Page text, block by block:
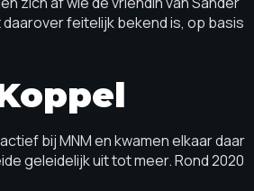
feitelijk bekend is, op basis
bij MNM en kwamen elkaar daar
geleidelijk uit tot meer. Rond 2020